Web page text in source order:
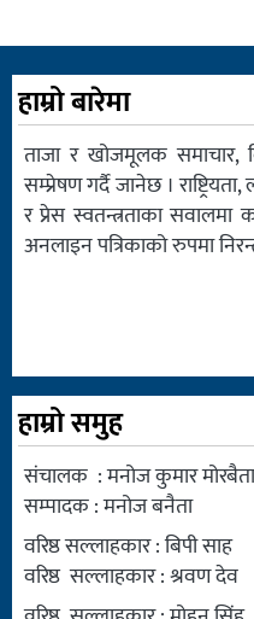
हाम्रो बारेमा
ताजा र खोजमूलक समाचार,
सम्प्रेषण गर्दै जानेछ ।
र प्रेस स्वतन्त्रताका
अनलाइन पत्रिकाको रुपमा
हाम्रो समुह
संचालक : मनोज कुमार मोरबैता
सम्पादक : मनोज बनैता
वरिष्ठ सल्लाहकार : बिपी साह
वरिष्ठ सल्लाहकार : श्रवण देव